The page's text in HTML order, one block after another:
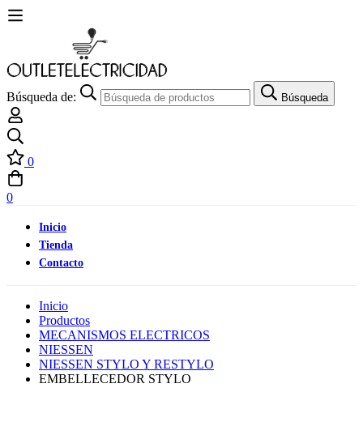
Búsqueda de: Búsqueda
0
0
Inicio
Tienda
Contacto
Inicio
Productos
MECANISMOS ELECTRICOS
NIESSEN
NIESSEN STYLO Y RESTYLO
EMBELLECEDOR STYLO